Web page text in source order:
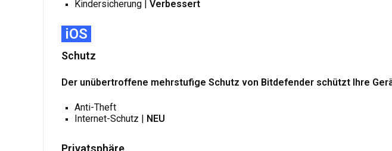
Kindersicherung | Verbessert
iOS
Schutz
Der unübertroffene mehrstufige Schutz von Bitdefender schützt Ihre
Anti-Theft
Internet-Schutz | NEU
Privatsphäre